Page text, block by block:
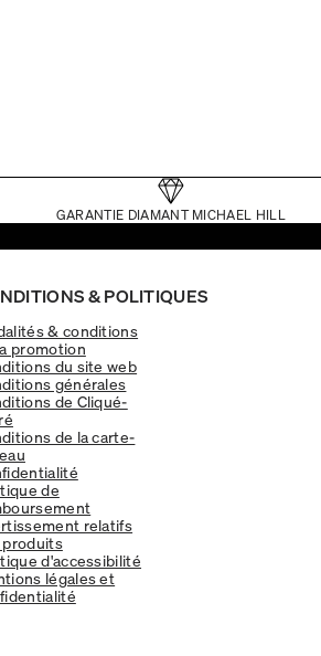
GARANTIE DIAMANT MICHAEL HILL
& POLITIQUES
& conditions
promotion
du site web
générales
de Cliqué-
de la carte-
de
relatifs
produits
d'accessibilité
légales et